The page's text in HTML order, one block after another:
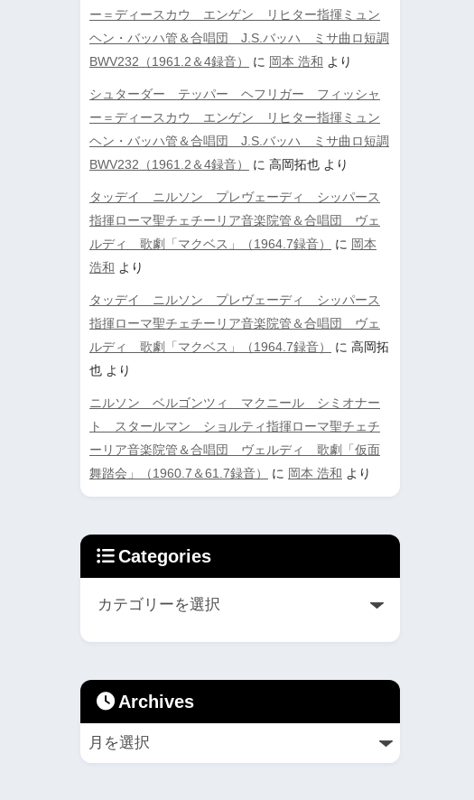
ー＝ディースカウ エンゲン リヒター指揮ミュン
ヘン・バッハ管＆合唱団 J.S.バッハ ミサ曲ロ短調
BWV232（1961.2＆4録音）
に 岡本 浩和 より
シュターダー テッパー ヘフリガー フィッシャ
ー＝ディースカウ エンゲン リヒター指揮ミュン
ヘン・バッハ管＆合唱団 J.S.バッハ ミサ曲ロ短調
BWV232（1961.2＆4録音）
に 高岡拓也 より
タッデイ ニルソン プレヴェーディ シッパース
指揮ローマ聖チェチーリア音楽院管＆合唱団 ヴェ
ルディ 歌劇「マクベス」（1964.7録音）
に 岡本
浩和 より
タッデイ ニルソン プレヴェーディ シッパース
指揮ローマ聖チェチーリア音楽院管＆合唱団 ヴェ
ルディ 歌劇「マクベス」（1964.7録音）
に 高岡拓
也 より
ニルソン ベルゴンツィ マクニール シミオナー
ト スタールマン ショルティ指揮ローマ聖チェチ
ーリア音楽院管＆合唱団 ヴェルディ 歌劇「仮面
舞踏会」（1960.7＆61.7録音）
に 岡本 浩和 より
Categories
Archives